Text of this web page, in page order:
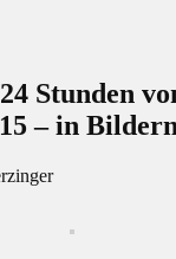
Stunden
– in